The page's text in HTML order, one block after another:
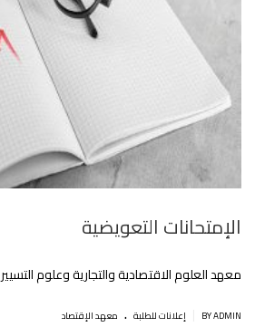
الإمتحانات التعويضية
معهد العلوم الاقتصادية والتجارية وعلوم التسيير
BY ADMIN إعلانات للطلبة . معهد الإقتصاد